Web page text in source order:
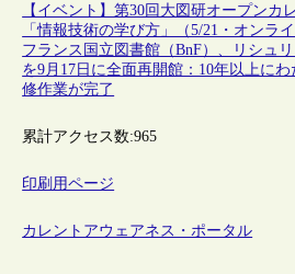
【イベント】第30回大図研オープンカ
「情報技術の学び方」（5/21・オンライ
フランス国立図書館（BnF）、リシュ
を9月17日に全面再開館：10年以上にわ
修作業が完了
累計アクセス数:965
印刷用ページ
カレントアウェアネス・ポータル